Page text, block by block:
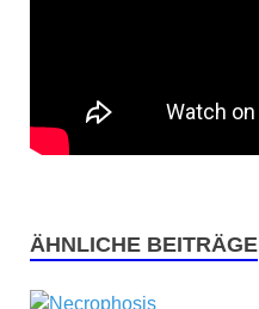
ÄHNLICHE BEITRÄGE